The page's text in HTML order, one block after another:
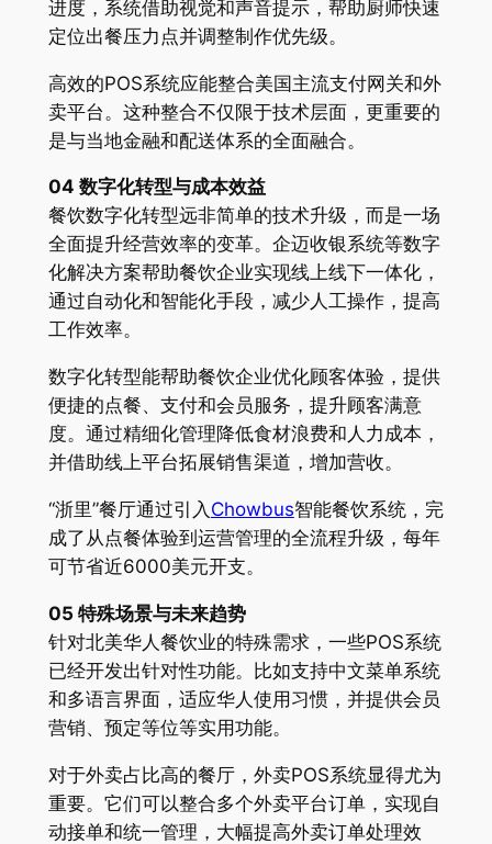
进度，系统借助视觉和声音提示，帮助厨师快速
定位出餐压力点并调整制作优先级。
高效的POS系统应能整合美国主流支付网关和外
卖平台。这种整合不仅限于技术层面，更重要的
是与当地金融和配送体系的全面融合。
04 数字化转型与成本效益
餐饮数字化转型远非简单的技术升级，而是一场
全面提升经营效率的变革。企迈收银系统等数字
化解决方案帮助餐饮企业实现线上线下一体化，
通过自动化和智能化手段，减少人工操作，提高
工作效率。
数字化转型能帮助餐饮企业优化顾客体验，提供
便捷的点餐、支付和会员服务，提升顾客满意
度。通过精细化管理降低食材浪费和人力成本，
并借助线上平台拓展销售渠道，增加营收。
“浙里”餐厅通过引入 Chowbus智能餐饮系统，完
成了从点餐体验到运营管理的全流程升级，每年
可节省近6000美元开支。
05 特殊场景与未来趋势
针对北美华人餐饮业的特殊需求，一些POS系统
已经开发出针对性功能。比如支持中文菜单系统
和多语言界面，适应华人使用习惯，并提供会员
营销、预定等位等实用功能。
对于外卖占比高的餐厅，外卖POS系统显得尤为
重要。它们可以整合多个外卖平台订单，实现自
动接单和统一管理，大幅提高外卖订单处理效